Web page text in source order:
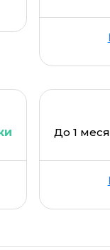
До 1